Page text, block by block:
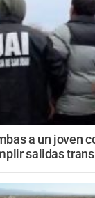
a un joven
salidas